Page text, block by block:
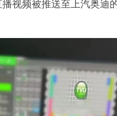
视频被推送至上汽奥迪